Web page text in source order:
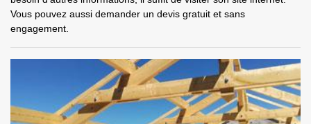
Vous pouvez aussi demander un devis gratuit et sans
engagement.